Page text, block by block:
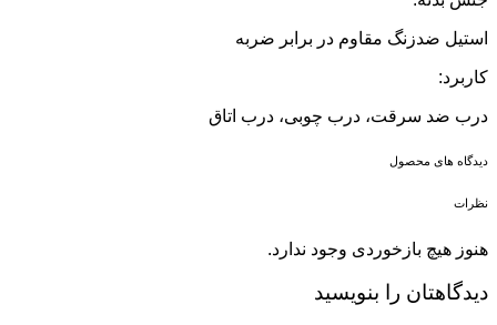
استیل ضدزنگ مقاوم در برابر ضربه
کاربرد:
درب ضد سرقت، درب چوبی، درب اتاق
دیدگاه های محصول
نظرات
هنوز هیچ بازخوردی وجود ندارد.
دیدگاهتان را بنویسید